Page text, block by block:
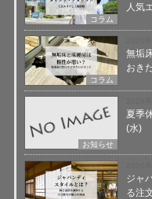
コラム
人気
コラム
無垢
おき
お知らせ
夏季
(水)
ジャ
る注